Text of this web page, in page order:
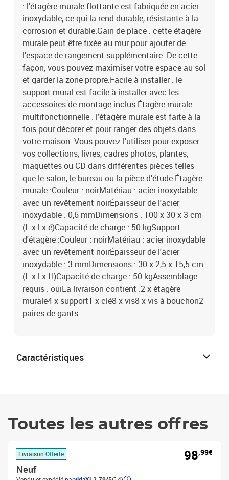
: l'étagère murale flottante est fabriquée en acier
inoxydable, ce qui la rend durable, résistante à la
corrosion et durable.Gain de place : cette étagère
murale peut être fixée au mur pour ajouter de
l'espace de rangement supplémentaire. De cette
façon, vous pouvez maximiser votre espace au sol
et garder la zone propre.Facile à installer : le
support mural est facile à installer avec les
accessoires de montage inclus.Étagère murale
multifonctionnelle : l'étagère murale est faite à la
fois pour décorer et pour ranger des objets dans
votre maison. Vous pouvez l'utiliser pour exposer
vos collections, livres, cadres photos, plantes,
maquettes ou CD dans différentes pièces telles
que le salon, le bureau ou la pièce d'étude.Étagère
murale :Couleur : noirMatériau : acier inoxydable
avec un revêtement noirÉpaisseur de l'acier
inoxydable : 0,6 mmDimensions : 100 x 30 x 3 cm
(L x l x é)Capacité de charge : 50 kgSupport
d'étagère :Couleur : noirMatériau : acier inoxydable
avec un revêtement noirÉpaisseur de l'acier
inoxydable : 3 mmDimensions : 30 x 2,5 x 15,5 cm
(L x l x H)Capacité de charge : 50 kgAssemblage
requis : ouiLa livraison contient :2 x étagère
murale4 x support1 x clé8 x vis8 x vis à bouchon2
paires de gants
Caractéristiques
Toutes les autres offres
Livraison Offerte
Neuf
98,99€